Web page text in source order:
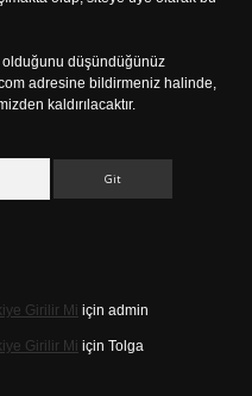
olduğunu düşündüğünüz
adresine bildirmeniz halinde,
kaldırılacaktır.
Girilir Mi için admin
Girilir Mi için Tolga